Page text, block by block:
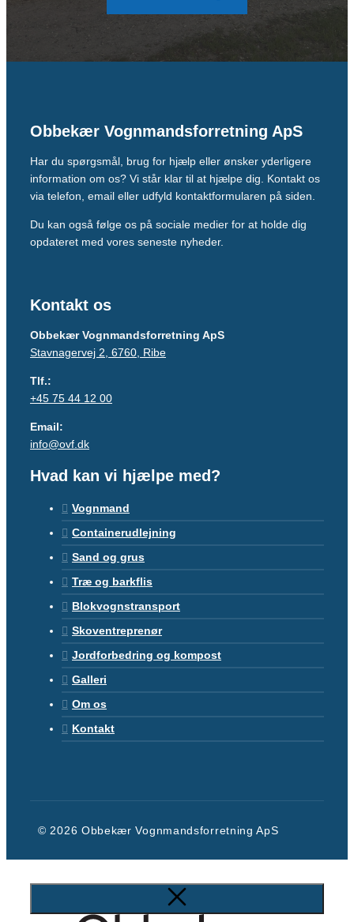
Obbekær Vognmandsforretning ApS
Har du spørgsmål, brug for hjælp eller ønsker yderligere
information om os? Vi står klar til at hjælpe dig. Kontakt os
via telefon, email eller udfyld kontaktformularen på siden.
Du kan også følge os på sociale medier for at holde dig
opdateret med vores seneste nyheder.
Kontakt os
Obbekær Vognmandsforretning ApS
Stavnagervej 2, 6760, Ribe
Tlf.:
+45 75 44 12 00
Email:
info@ovf.dk
Hvad kan vi hjælpe med?
Vognmand
Containerudlejning
Sand og grus
Træ og barkflis
Blokvognstransport
Skoventreprenør
Jordforbedring og kompost
Galleri
Om os
Kontakt
© 2026 Obbekær Vognmandsforretning ApS